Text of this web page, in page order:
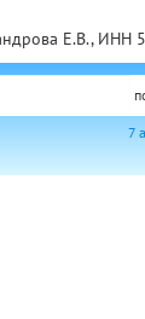
Е.В., ИНН
7